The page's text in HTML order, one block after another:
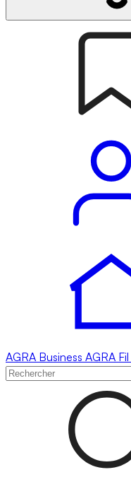
AGRA Business AGRA Fil